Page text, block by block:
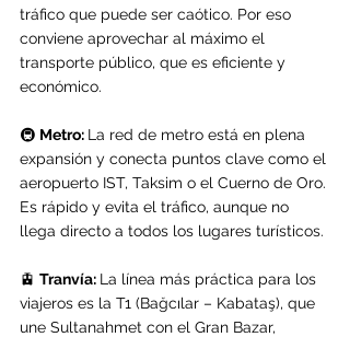
tráfico que puede ser caótico. Por eso
conviene aprovechar al máximo el
transporte público, que es eficiente y
económico.
🚇 Metro: La red de metro está en plena
expansión y conecta puntos clave como el
aeropuerto IST, Taksim o el Cuerno de Oro.
Es rápido y evita el tráfico, aunque no
llega directo a todos los lugares turísticos.
🚊 Tranvía: La línea más práctica para los
viajeros es la T1 (Bağcılar – Kabataş), que
une Sultanahmet con el Gran Bazar,